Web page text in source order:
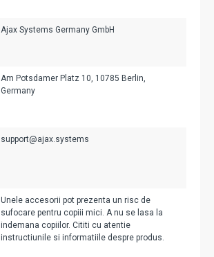
Ajax Systems Germany GmbH
Am Potsdamer Platz 10, 10785 Berlin,
Germany
support@ajax.systems
Unele accesorii pot prezenta un risc de
sufocare pentru copiii mici. A nu se lasa la
indemana copiilor. Cititi cu atentie
instructiunile si informatiile despre produs.